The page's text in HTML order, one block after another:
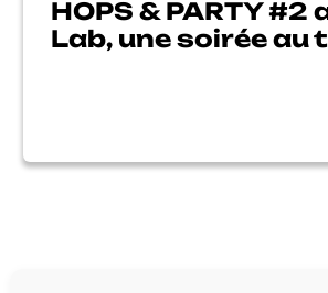
HOPS & PARTY #2
Lab, une soirée au